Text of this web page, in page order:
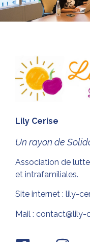
partenaires
Lily Cerise
Un rayon de
Association de
et intrafamiliales.
Site internet : lily-
Mail : contact@lily-